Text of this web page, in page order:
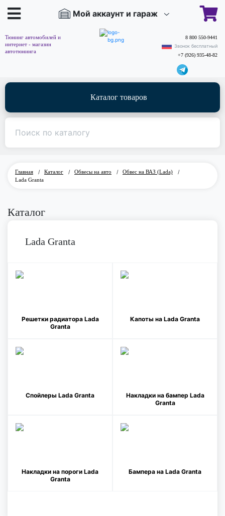
Мой аккаунт и гараж
Тюнинг автомобилей и
интернет - магазин
автотюнинга
8 800 550-9441
Звонок бесплатный
+7 (926) 935-48-82
Каталог товаров
Главная / Каталог / Обвесы на авто / Обвес на ВАЗ (Lada)
/
Lada Granta
Каталог
Lada Granta
Решетки радиатора Lada
Granta
Капоты на Lada Granta
Спойлеры Lada Granta
Накладки на бампер Lada
Granta
Накладки на пороги Lada
Granta
Бампера на Lada Granta